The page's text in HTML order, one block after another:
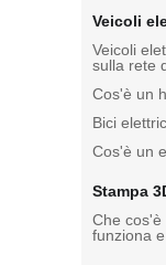
Veicoli
Veicoli
sulla rete
Cos'è un
Bici
Cos'è un
Stampa
Che cos'è
funziona